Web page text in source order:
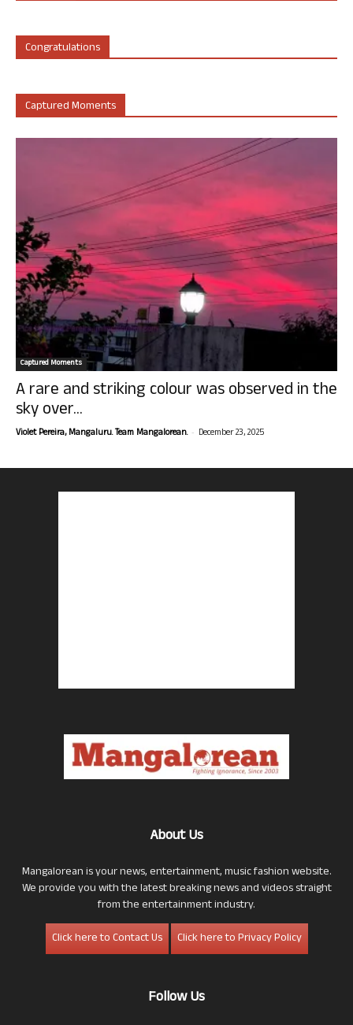
Congratulations
Captured Moments
Captured Moments
A rare and striking colour was observed in the
sky over...
Violet Pereira, Mangaluru. Team Mangalorean. - December 23, 2025
About Us
Mangalorean is your news, entertainment, music fashion website.
We provide you with the latest breaking news and videos straight
from the entertainment industry.
Click here to Contact Us
Click here to Privacy Policy
Follow Us